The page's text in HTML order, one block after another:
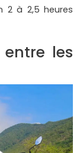
2 à 2,5 heures
les